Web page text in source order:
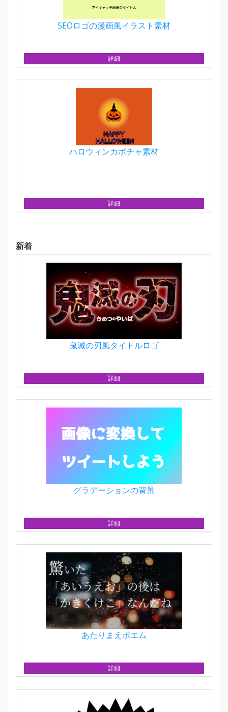
SEOロゴの漫画風イラスト素材
詳細
ハロウィンカボチャ素材
詳細
新着
鬼滅の刃風タイトルロゴ
詳細
グラデーションの背景
詳細
あたりまえポエム
詳細